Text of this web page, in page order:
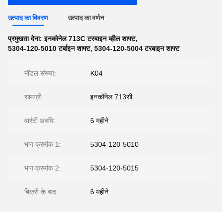
उत्पाद का विवरण उत्पाद का वर्णन
प्रमुखता देना:इनकोनेल 713C टरबाइन व्हील शाफ्ट,
5304-120-5010 टर्बाइन शाफ्ट, 5304-120-5004 टरबाइन शाफ्ट
मॉडल संख्या: K04
सामग्री: इनकॉनेल 713सी
वारंटी अवधि: 6 महीने
भाग क्रमांक 1: 5304-120-5010
भाग क्रमांक 2: 5304-120-5015
बिक्री के बाद: 6 महीने